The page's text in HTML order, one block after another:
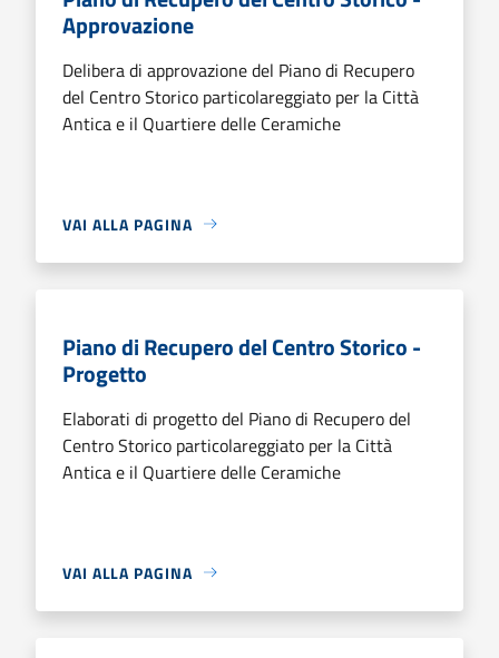
Approvazione
Delibera di approvazione del Piano di Recupero
del Centro Storico particolareggiato per la Città
Antica e il Quartiere delle Ceramiche
VAI ALLA PAGINA
Piano di Recupero del Centro Storico -
Progetto
Elaborati di progetto del Piano di Recupero del
Centro Storico particolareggiato per la Città
Antica e il Quartiere delle Ceramiche
VAI ALLA PAGINA